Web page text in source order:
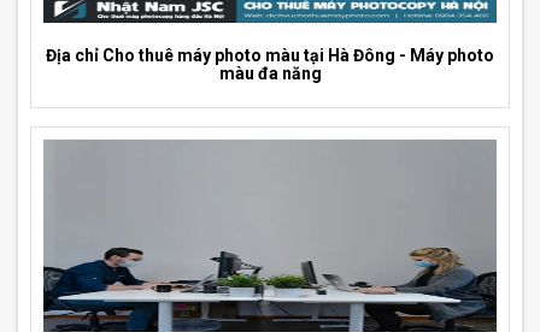
Địa chỉ Cho thuê máy photo màu tại Hà Đông - Máy photo
màu đa năng